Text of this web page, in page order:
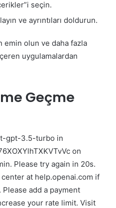
seçin.
ve ayrıntıları doldurun.
emin olun ve daha fazla
uygulamalardan
Geçme
gpt-3.5-turbo in
on
Please try again in 20s.
at help.openai.com if
add a payment
your rate limit. Visit